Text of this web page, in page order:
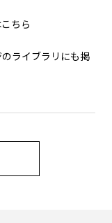
ちら
ライブラリにも掲